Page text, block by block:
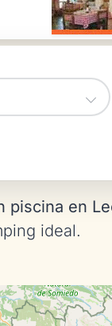
piscina en
ideal.